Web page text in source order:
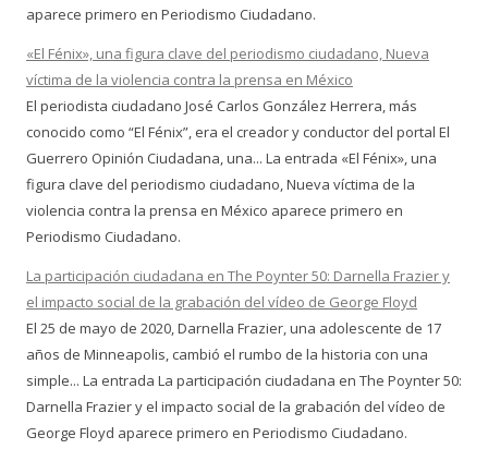
aparece primero en Periodismo Ciudadano.
«El Fénix», una figura clave del periodismo ciudadano, Nueva
víctima de la violencia contra la prensa en México
El periodista ciudadano José Carlos González Herrera, más
conocido como “El Fénix”, era el creador y conductor del portal El
Guerrero Opinión Ciudadana, una... La entrada «El Fénix», una
figura clave del periodismo ciudadano, Nueva víctima de la
violencia contra la prensa en México aparece primero en
Periodismo Ciudadano.
La participación ciudadana en The Poynter 50: Darnella Frazier y
el impacto social de la grabación del vídeo de George Floyd
El 25 de mayo de 2020, Darnella Frazier, una adolescente de 17
años de Minneapolis, cambió el rumbo de la historia con una
simple... La entrada La participación ciudadana en The Poynter 50:
Darnella Frazier y el impacto social de la grabación del vídeo de
George Floyd aparece primero en Periodismo Ciudadano.